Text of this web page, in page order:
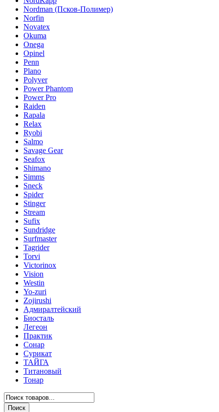
Nordman (Псков-Полимер)
Norfin
Novatex
Okuma
Onega
Opinel
Penn
Plano
Polyver
Power Phantom
Power Pro
Raiden
Rapala
Relax
Ryobi
Salmo
Savage Gear
Seafox
Shimano
Simms
Sneck
Spider
Stinger
Stream
Sufix
Sundridge
Surfmaster
Tagrider
Torvi
Victorinox
Vision
Westin
Yo-zuri
Zojirushi
Адмиралтейский
Биосталь
Легеон
Практик
Сонар
Сурикат
ТАЙГА
Титановый
Тонар